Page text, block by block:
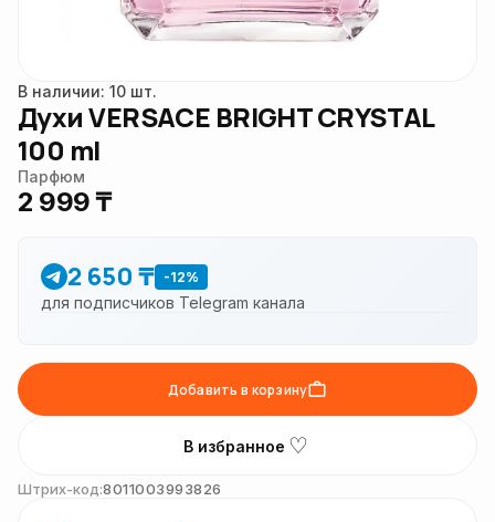
В наличии: 10 шт.
Духи VERSACE BRIGHT CRYSTAL
100 ml
Парфюм
2 999 ₸
2 650 ₸ -12%
для подписчиков Telegram канала
Добавить в корзину
В избранное ♡
Штрих-код:8011003993826